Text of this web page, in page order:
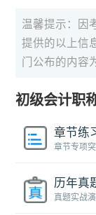
温馨提示：因
提供的以上信
门公布的内容
初级会计职
章节练
章节专项
历年真
真题实战